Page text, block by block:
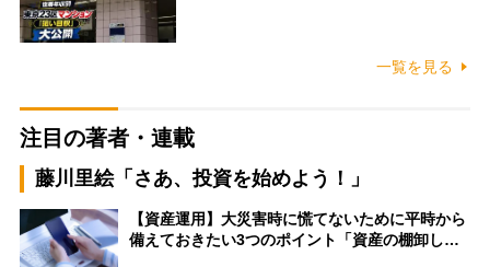
一覧を見る
注目の著者・連載
藤川里絵「さあ、投資を始めよう！」
【資産運用】大災害時に慌てないために平時から
備えておきたい3つのポイント「資産の棚卸し…